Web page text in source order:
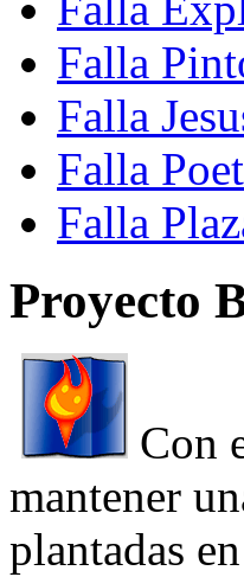
Falla
Falla
Falla
Falla
Proyecto
Con
mantener
plantadas